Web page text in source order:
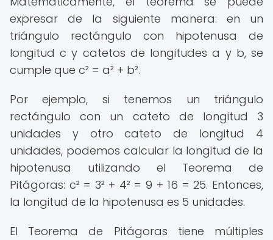
expresar de la siguiente manera: en un
triángulo rectángulo con hipotenusa de
longitud c y catetos de longitudes a y b, se
cumple que c² = a² + b².
Por ejemplo, si tenemos un triángulo
rectángulo con un cateto de longitud 3
unidades y otro cateto de longitud 4
unidades, podemos calcular la longitud de la
hipotenusa utilizando el Teorema de
Pitágoras: c² = 3² + 4² = 9 + 16 = 25. Entonces,
la longitud de la hipotenusa es 5 unidades.
El Teorema de Pitágoras tiene múltiples